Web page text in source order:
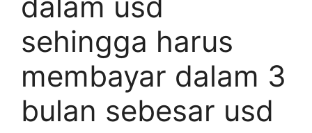
sehingga harus
membayar dalam 3
bulan sebesar usd